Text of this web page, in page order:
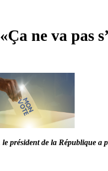
ne va
président de la République